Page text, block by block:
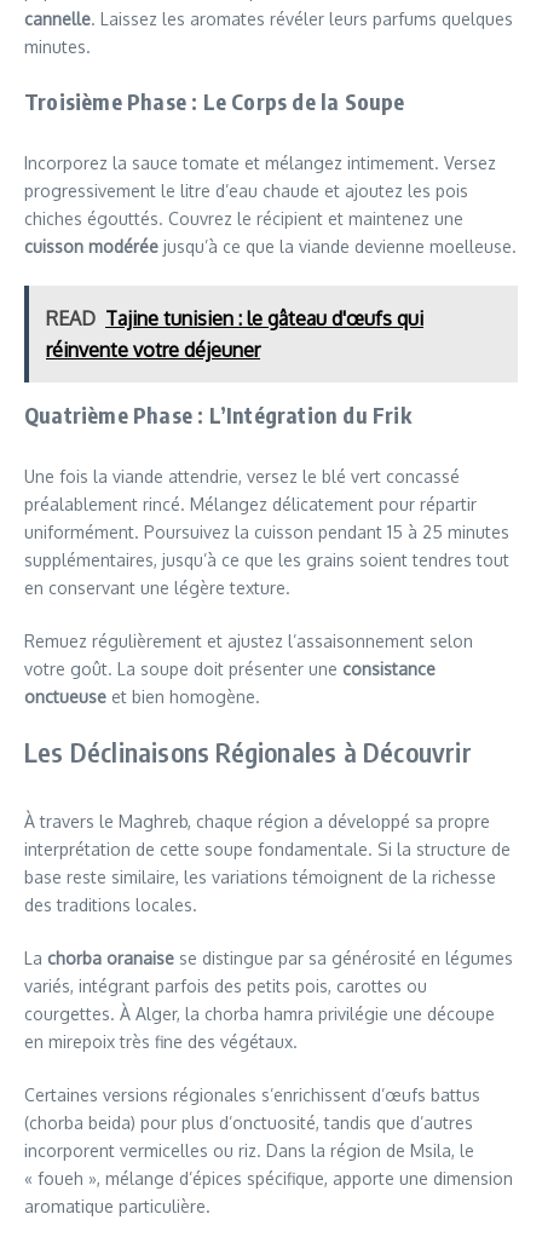
cannelle. Laissez les aromates révéler leurs parfums quelques
minutes.
Troisième Phase : Le Corps de la Soupe
Incorporez la sauce tomate et mélangez intimement. Versez
progressivement le litre d’eau chaude et ajoutez les pois
chiches égouttés. Couvrez le récipient et maintenez une
cuisson modérée jusqu’à ce que la viande devienne moelleuse.
READ Tajine tunisien : le gâteau d'œufs qui
réinvente votre déjeuner
Quatrième Phase : L’Intégration du Frik
Une fois la viande attendrie, versez le blé vert concassé
préalablement rincé. Mélangez délicatement pour répartir
uniformément. Poursuivez la cuisson pendant 15 à 25 minutes
supplémentaires, jusqu’à ce que les grains soient tendres tout
en conservant une légère texture.
Remuez régulièrement et ajustez l’assaisonnement selon
votre goût. La soupe doit présenter une consistance
onctueuse et bien homogène.
Les Déclinaisons Régionales à Découvrir
À travers le Maghreb, chaque région a développé sa propre
interprétation de cette soupe fondamentale. Si la structure de
base reste similaire, les variations témoignent de la richesse
des traditions locales.
La chorba oranaise se distingue par sa générosité en légumes
variés, intégrant parfois des petits pois, carottes ou
courgettes. À Alger, la chorba hamra privilégie une découpe
en mirepoix très fine des végétaux.
Certaines versions régionales s’enrichissent d’œufs battus
(chorba beida) pour plus d’onctuosité, tandis que d’autres
incorporent vermicelles ou riz. Dans la région de Msila, le
« foueh », mélange d’épices spécifique, apporte une dimension
aromatique particulière.